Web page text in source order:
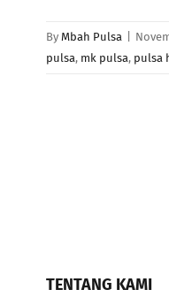
By Mbah Pulsa
pulsa, mk pulsa, pulsa
TENTANG KAMI